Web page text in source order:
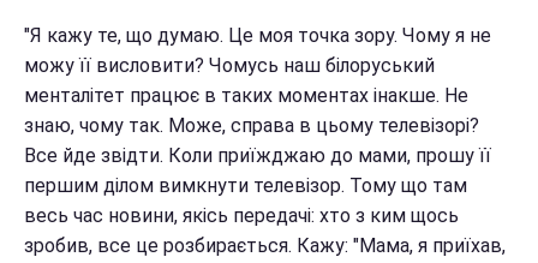
"Я кажу те, що думаю. Це моя точка зору. Чому я не
можу її висловити? Чомусь наш білоруський
менталітет працює в таких моментах інакше. Не
знаю, чому так. Може, справа в цьому телевізорі?
Все йде звідти. Коли приїжджаю до мами, прошу її
першим ділом вимкнути телевізор. Тому що там
весь час новини, якісь передачі: хто з ким щось
зробив, все це розбирається. Кажу: "Мама, я приїхав,